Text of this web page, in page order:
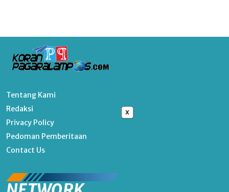
x
Tentang Kami
Redaksi
Privacy Policy
Pedoman Pemberitaan
Contact Us